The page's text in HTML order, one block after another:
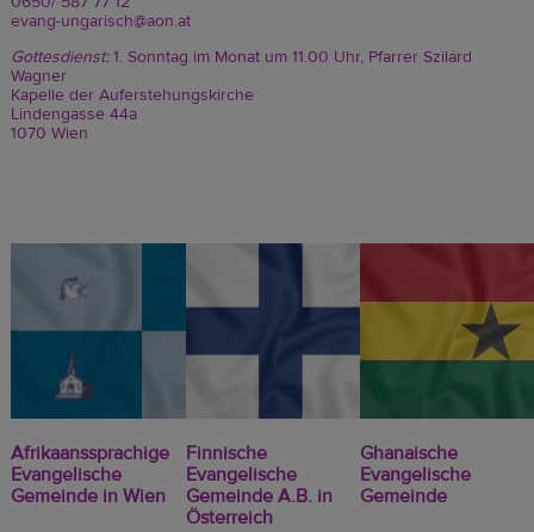
evang-ungarisch@aon.at
Gottesdienst:1. Sonntag im Monat um 11.00 Uhr, Pfarrer Szilárd
Wagner
Kapelle der Auferstehungskirche
Lindengasse 44a
1070 Wien
Afrikaanssprachige
Evangelische
Gemeinde in Wien
Finnische
Evangelische
Gemeinde A.B. in
Österreich
Ghanaische
Evangelische
Gemeinde